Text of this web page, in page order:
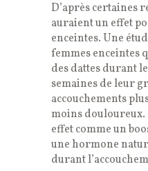
D’après certaines
auraient un effet
enceintes. Une
femmes enceintes
des dattes durant
semaines de leur
accouchements
moins douloureux.
effet comme un
une hormone
durant